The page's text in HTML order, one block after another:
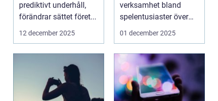
prediktivt underhåll,
förändrar sättet föret...
12 december 2025
verksamhet bland
spelentusiaster över
hela v...
01 december 2025